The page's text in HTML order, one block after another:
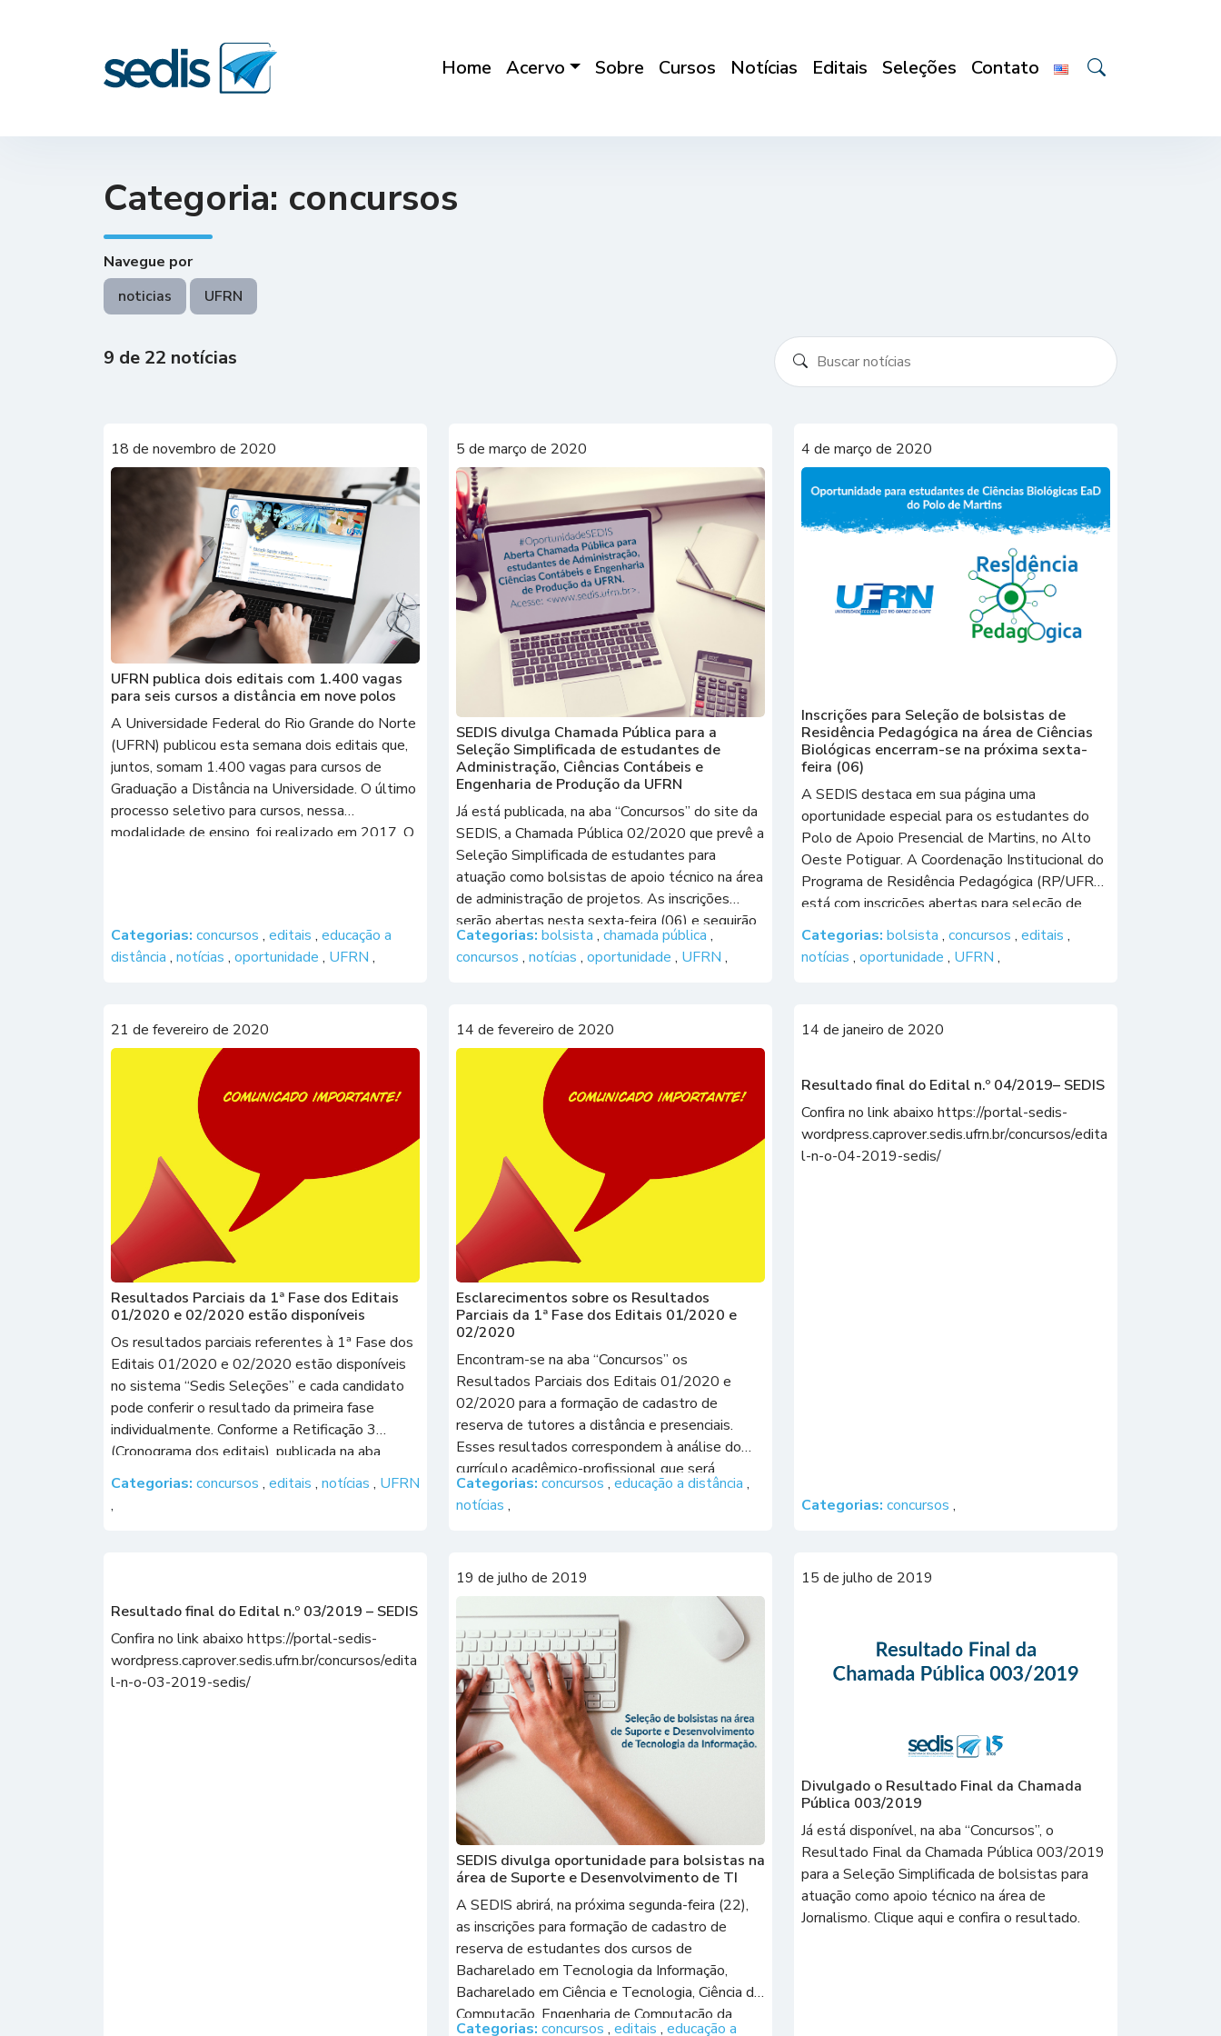
Home Acervo Sobre Cursos Notícias Editais Seleções Contato
Categoria: concursos
Navegue por
noticias
UFRN
9 de 22 notícias
18 de novembro de 2020
UFRN publica dois editais com 1.400 vagas
para seis cursos a distância em nove polos
A Universidade Federal do Rio Grande do Norte
(UFRN) publicou esta semana dois editais que,
juntos, somam 1.400 vagas para cursos de
Graduação a Distância na Universidade. O último
processo seletivo para cursos, nessa
modalidade de ensino, foi realizado em 2017. O
Categorias: concursos , editais , educação a
distância , notícias , oportunidade , UFRN ,
5 de março de 2020
SEDIS divulga Chamada Pública para a
Seleção Simplificada de estudantes de
Administração, Ciências Contábeis e
Engenharia de Produção da UFRN
Já está publicada, na aba “Concursos” do site da
SEDIS, a Chamada Pública 02/2020 que prevê a
Seleção Simplificada de estudantes para
atuação como bolsistas de apoio técnico na área
de administração de projetos. As inscrições
serão abertas nesta sexta-feira (06) e seguirão
até o dia 11 de março de 2020. Os estudantes
dos cursos […]
Categorias: bolsista , chamada pública ,
concursos , notícias , oportunidade , UFRN ,
4 de março de 2020
Inscrições para Seleção de bolsistas de
Residência Pedagógica na área de Ciências
Biológicas encerram-se na próxima sexta-
feira (06)
A SEDIS destaca em sua página uma
oportunidade especial para os estudantes do
Polo de Apoio Presencial de Martins, no Alto
Oeste Potiguar. A Coordenação Institucional do
Programa de Residência Pedagógica (RP/UFRN)
está com inscrições abertas para seleção de
Bolsistas para Cadastro de Reserva na área de
Ciências Biológicas. São ofertadas 8 (oito)
bolsas, no […]
Categorias: bolsista , concursos , editais ,
notícias , oportunidade , UFRN ,
21 de fevereiro de 2020
Resultados Parciais da 1ª Fase dos Editais
01/2020 e 02/2020 estão disponíveis
Os resultados parciais referentes à 1ª Fase dos
Editais 01/2020 e 02/2020 estão disponíveis
no sistema “Sedis Seleções” e cada candidato
pode conferir o resultado da primeira fase
individualmente. Conforme a Retificação 3
(Cronograma dos editais), publicada na aba
“Concursos” deste site, somente o Resultado
Final sairá na página da Sedis. Nesta sexta-feira
(21) está […]
Categorias: concursos , editais , notícias , UFRN
,
14 de fevereiro de 2020
Esclarecimentos sobre os Resultados
Parciais da 1ª Fase dos Editais 01/2020 e
02/2020
Encontram-se na aba “Concursos” os
Resultados Parciais dos Editais 01/2020 e
02/2020 para a formação de cadastro de
reserva de tutores a distância e presenciais.
Esses resultados correspondem à análise do
currículo acadêmico-profissional que será
concluída no dia 19 de fevereiro de 2020, cujos
resultados serão publicados no dia 20 de
Categorias: concursos , educação a distância ,
notícias ,
14 de janeiro de 2020
Resultado final do Edital n.º 04/2019– SEDIS
Confira no link abaixo https://portal-sedis-
wordpress.caprover.sedis.ufrn.br/concursos/edita
l-n-o-04-2019-sedis/
Categorias: concursos ,
Resultado final do Edital n.º 03/2019 – SEDIS
Confira no link abaixo https://portal-sedis-
wordpress.caprover.sedis.ufrn.br/concursos/edita
l-n-o-03-2019-sedis/
19 de julho de 2019
SEDIS divulga oportunidade para bolsistas na
área de Suporte e Desenvolvimento de TI
A SEDIS abrirá, na próxima segunda-feira (22),
as inscrições para formação de cadastro de
reserva de estudantes dos cursos de
Bacharelado em Tecnologia da Informação,
Bacharelado em Ciência e Tecnologia, Ciência da
Computação, Engenharia de Computação da
Categorias: concursos , editais , educação a
15 de julho de 2019
Divulgado o Resultado Final da Chamada
Pública 003/2019
Já está disponível, na aba “Concursos”, o
Resultado Final da Chamada Pública 003/2019
para a Seleção Simplificada de bolsistas para
atuação como apoio técnico na área de
Jornalismo. Clique aqui e confira o resultado.